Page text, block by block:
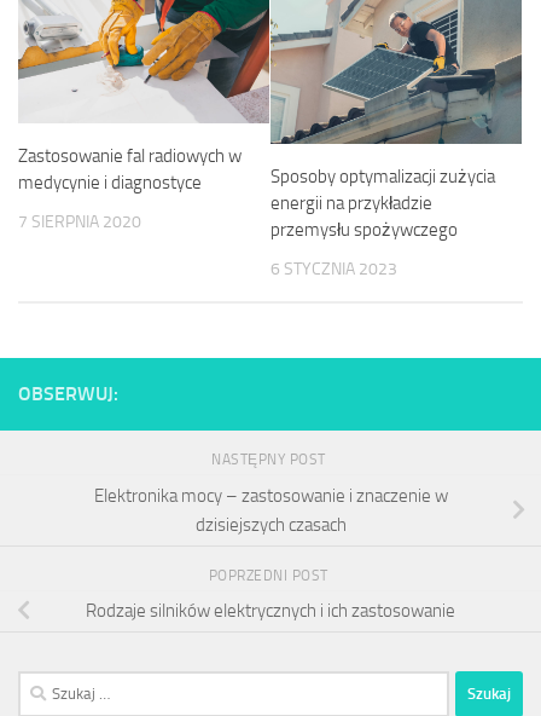
Zastosowanie fal radiowych w
medycynie i diagnostyce
7 SIERPNIA 2020
Sposoby optymalizacji zużycia
energii na przykładzie
przemysłu spożywczego
6 STYCZNIA 2023
OBSERWUJ:
NASTĘPNY POST
Elektronika mocy – zastosowanie i znaczenie w
dzisiejszych czasach
POPRZEDNI POST
Rodzaje silników elektrycznych i ich zastosowanie
Szukaj: